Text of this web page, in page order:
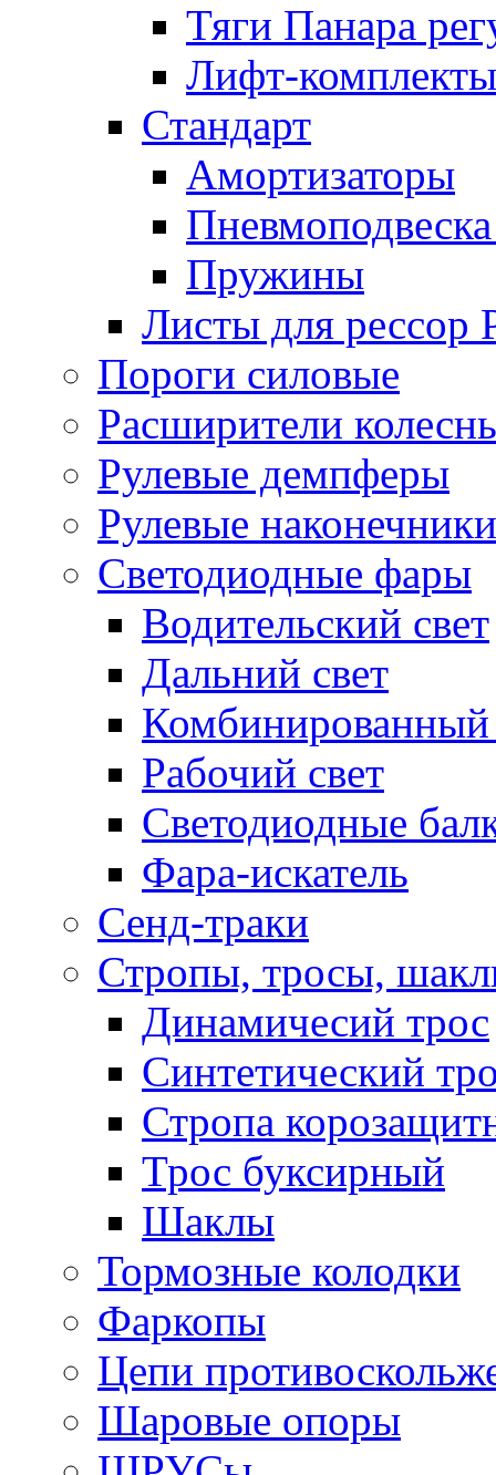
Тяги Панара
Лифт-
Стандарт
Амортизаторы
Пружины
Листы для
Пороги силовые
Расширители
Рулевые демпферы
Рулевые наконечники
Светодиодные фары
Водительский свет
Дальний свет
Комбинированный
Рабочий свет
Светодиодные
Фара-искатель
Сенд-траки
Стропы, тросы,
Динамичесий трос
Синтетический
Стропа
Трос буксирный
Шаклы
Тормозные колодки
Фаркопы
Цепи
Шаровые опоры